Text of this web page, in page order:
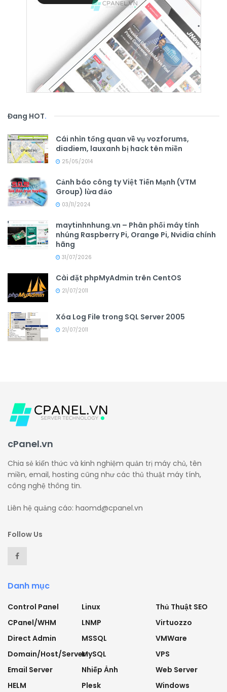
Đang HOT.
Cái nhìn tổng quan về vụ vozforums,
diadiem, lauxanh bị hack tên miền
25/05/2014
Cảnh báo công ty Việt Tiến Mạnh (VTM
Group) lừa đảo
03/11/2024
maytinhnhung.vn – Phân phối máy tính
nhúng Raspberry Pi, Orange Pi, Nvidia chính
hãng
31/07/2026
Cài đặt phpMyAdmin trên CentOS
21/07/2011
Xóa Log File trong SQL Server 2005
21/07/2011
cPanel.vn
Chia sẻ kiến thức và kinh nghiệm quản trị máy chủ, tên
miền, email, hosting cũng như các thủ thuật máy tính,
công nghệ thông tin.
Liên hệ quảng cáo: haomd@cpanel.vn
Follow Us
Danh mục
Control Panel
CPanel/WHM
Direct Admin
Domain/Host/Server
Email Server
HELM
Linux
LNMP
MSSQL
MySQL
Nhiếp Ảnh
Plesk
Thủ Thuật SEO
Virtuozzo
VMWare
VPS
Web Server
Windows